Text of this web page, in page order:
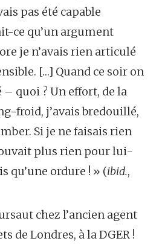
pas été capable
ce qu’un argument
je n’avais rien articulé
[…] Quand ce soir on
– quoi ? Un effort, de la
froid, j’avais bredouillé,
Si je ne faisais rien
plus rien pour lui-
qu’une ordure ! » (ibid.,
chez l’ancien agent
de Londres, à la DGER !